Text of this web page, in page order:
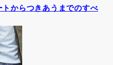
からつきあうまでのすべ